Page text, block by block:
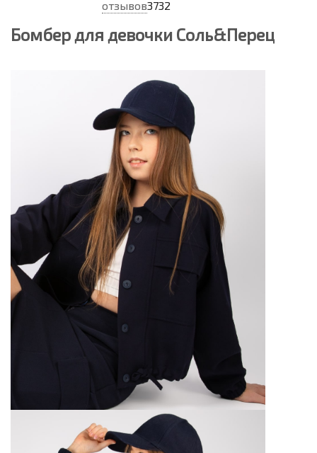
отзывов3732
Бомбер для девочки Соль&Перец